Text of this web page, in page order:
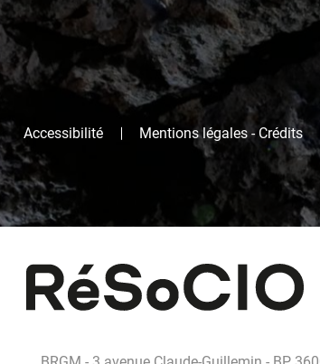
Accessibilité Mentions légales - Crédits